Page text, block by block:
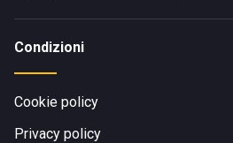
Condizioni
Cookie policy
Privacy policy